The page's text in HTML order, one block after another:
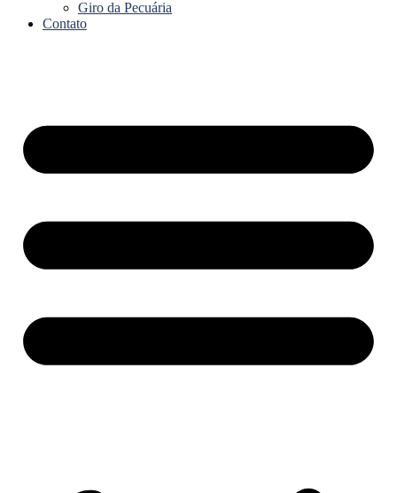
Giro da Pecuária
Contato